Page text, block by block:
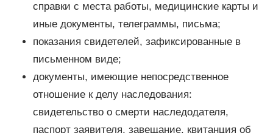
справки с места работы, медицинские карты и
иные документы, телеграммы, письма;
показания свидетелей, зафиксированные в
письменном виде;
документы, имеющие непосредственное
отношение к делу наследования:
свидетельство о смерти наследодателя,
паспорт заявителя, завещание, квитанция об